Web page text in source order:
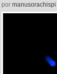
por manusorachispi